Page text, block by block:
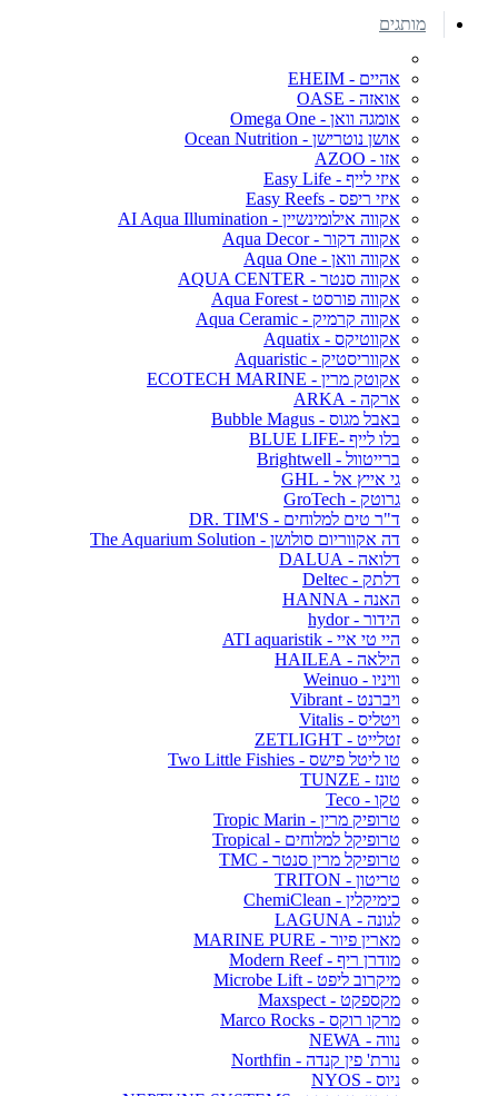
מותגים
אהיים - EHEIM
אואזה - OASE
אומגה וואן - Omega One
אושן נוטרישן - Ocean Nutrition
אזו - AZOO
איזי לייף - Easy Life
איזי ריפס - Easy Reefs
אקווה אילומינשיין - AI Aqua Illumination
אקווה דקור - Aqua Decor
אקווה וואן - Aqua One
אקווה סנטר - AQUA CENTER
אקווה פורסט - Aqua Forest
אקווה קרמיק - Aqua Ceramic
אקווטיקס - Aquatix
אקווריסטיק - Aquaristic
אקוטק מרין - ECOTECH MARINE
ארקה - ARKA
באבל מגוס - Bubble Magus
בלו לייף -BLUE LIFE
ברייטוול - Brightwell
גי אייץ אל - GHL
גרוטק - GroTech
ד"ר טים למלוחים - DR. TIM'S
דה אקווריום סולושן - The Aquarium Solution
דלואה - DALUA
דלתק - Deltec
האנה - HANNA
הידור - hydor
היי טי איי - ATI aquaristik
הילאה - HAILEA
וויניו - Weinuo
ויברנט - Vibrant
ויטליס - Vitalis
זטלייט - ZETLIGHT
טו ליטל פישס - Two Little Fishies
טונז - TUNZE
טקו - Teco
טרופיק מרין - Tropic Marin
טרופיקל למלוחים - Tropical
טרופיקל מרין סנטר - TMC
טריטון - TRITON
כימיקלין - ChemiClean
לגונה - LAGUNA
מארין פיור - MARINE PURE
מודרן ריף - Modern Reef
מיקרוב ליפט - Microbe Lift
מקספקט - Maxspect
מרקו רוקס - Marco Rocks
נווה - NEWA
נורת' פין קנדה - Northfin
ניוס - NYOS